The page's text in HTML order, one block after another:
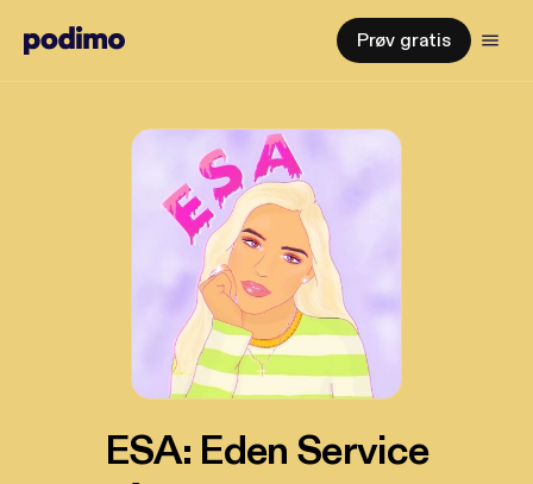
Prøv gratis
ESA: Eden Service